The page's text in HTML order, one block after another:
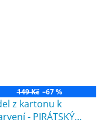
149 Kč –67 %
z kartonu k
- PIRÁTSKÝ